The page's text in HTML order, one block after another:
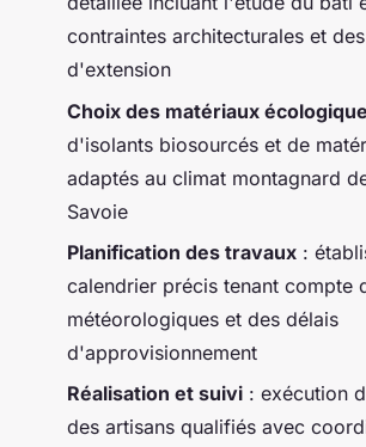
contraintes architecturales et
d'extension
Choix des matériaux
d'isolants biosourcés et de
adaptés au climat montagnard
Savoie
Planification des travaux :
calendrier précis tenant compte
météorologiques et des délais
d'approvisionnement
Réalisation et suivi : exécution
des artisans qualifiés avec